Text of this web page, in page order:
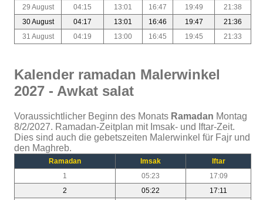
29 August
04:15 13:01 16:47 19:49
21:38
30 August
04:17 13:01 16:46 19:47
21:36
31 August
04:19 13:00 16:45 19:45 21:33
Kalender ramadan Malerwinkel
2027 - Awkat salat
Voraussichtlicher Beginn des Monats Ramadan Montag
8/2/2027. Ramadan-Zeitplan mit Imsak- und Iftar-Zeit.
Dies sind auch die gebetszeiten Malerwinkel für Fajr und
den Maghreb.
Ramadan Imsak
Iftar
1
05:23
17:09
2
05:22
17:11